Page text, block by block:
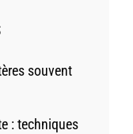
souvent
: techniques